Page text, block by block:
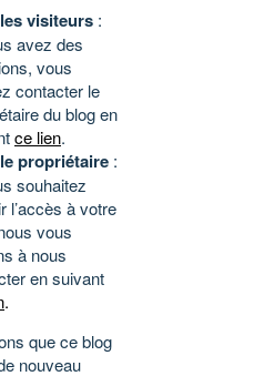
visiteurs :
avez des
vous
contacter le
du blog en
ce lien.
propriétaire :
souhaitez
l’accès à votre
vous
à nous
en suivant
.
que ce blog
nouveau